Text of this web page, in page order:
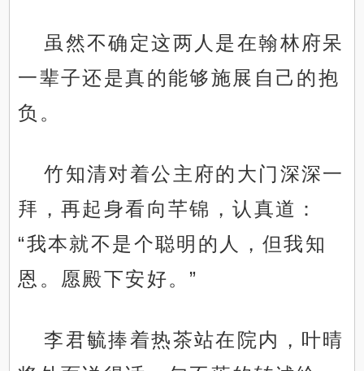
虽然不确定这两人是在翰林府呆
一辈子还是真的能够施展自己的抱
负。
竹知清对着公主府的大门深深一
拜，再起身看向芊锦，认真道：
“我本就不是个聪明的人，但我知
恩。愿殿下安好。”
李君毓捧着热茶站在院内，叶晴